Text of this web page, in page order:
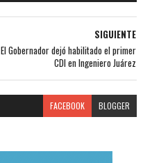
SIGUIENTE
El Gobernador dejó habilitado el primer
CDI en Ingeniero Juárez
FACEBOOK BLOGGER